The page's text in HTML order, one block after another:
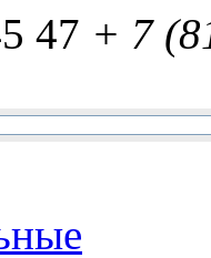
47 + 7